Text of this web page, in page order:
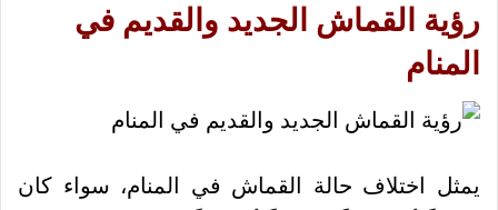
رؤية القماش الجديد والقديم في
المنام
يمثل اختلاف حالة القماش في المنام، سواء كان